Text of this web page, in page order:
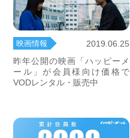
映画情報
2019.06.25
昨年公開の映画「ハッピーメ
ール」が会員様向け価格で
VODレンタル・販売中